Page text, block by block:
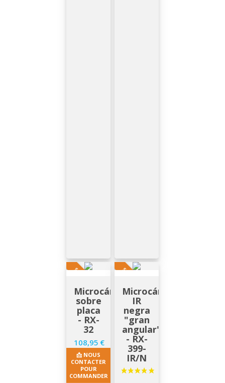
SUR DEMANDE
Microcámara
sobre
placa
- RX-
32
Precio
108,95 €
📩 NOUS
CONTACTER
POUR
COMMANDER
SUR DEMANDE
Microcámara
IR
negra
"gran
angular"
- RX-
399-
IR/N